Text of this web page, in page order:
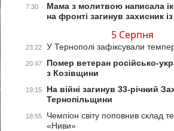
7:30
Мама з молитвою написала
на фронті загинув захисник
5 Серпня
23:22 У Тернополі зафіксували
20:47
Помер ветеран російсько-
з Козівщини
19:15
На війні загинув 33-річний
Тернопільщини
18:55
Чемпіон світу поповнив склад
«Ниви»